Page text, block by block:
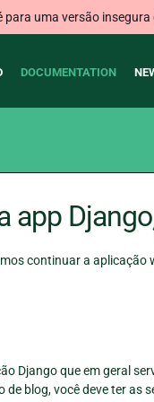
para uma versão
DOCUMENTATION
app
continuar a aplicação
Django que em geral
blog, você deve ter as